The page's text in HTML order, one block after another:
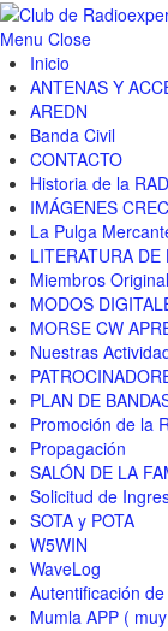
Menu Close
Inicio
ANTENAS Y
AREDN
Banda Civil
CONTACTO
Historia de la
IMÁGENES
La Pulga
LITERATURA DE
Miembros
MODOS
MORSE CW
Nuestras
PLAN DE
Promoción de la
Propagación
SALÓN DE LA
Solicitud de
SOTA y POTA
W5WIN
WaveLog
Autentificación
Mumla APP (